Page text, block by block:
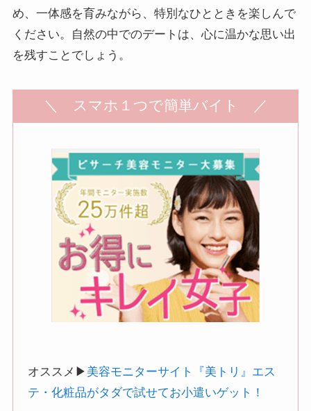
め、一体感を育みながら、特別なひとときを楽しんで
ください。自然の中でのデートは、心に温かな思い出
を残すことでしょう。
＼ スマホ１つで簡単バイト ／
オススメ▶︎ 美容モニターサイト『美トリ』エス
テ・化粧品がタダで試せてお小遣いゲット！